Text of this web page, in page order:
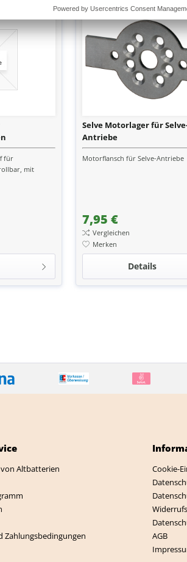
für
mit
Selve Motorlager für
Antriebe
Motorflansch für Selve-Antriebe
7,95 €
Vergleichen
Merken
Details
Altbatterien
Zahlungsbedingungen
Cookie-
AGB